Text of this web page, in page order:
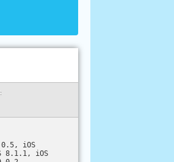
iOS
8.1.1, iOS